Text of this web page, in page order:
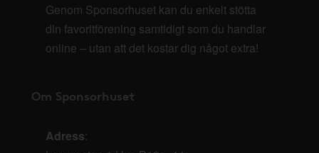
Genom Sponsorhuset kan du enkelt stötta
din favoritförening samtidigt som du handlar
online – utan att det kostar dig något extra!
Om Sponsorhuset
Adress: